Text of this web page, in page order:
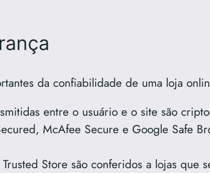
da confiabilidade de uma loja
entre o usuário e o site são
McAfee Secure e Google Safe
Store são conferidos a lojas que